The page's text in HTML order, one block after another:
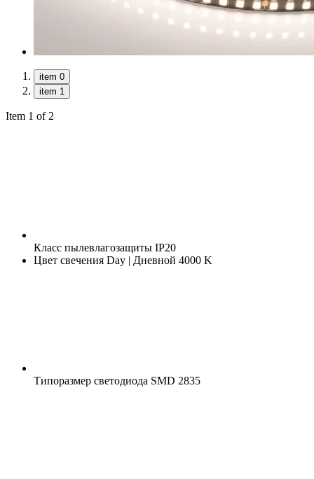
item 0
item 1
Item 1 of 2
Класс пылевлагозащиты IP20
Цвет свечения Day | Дневной 4000 K
Типоразмер светодиода SMD 2835